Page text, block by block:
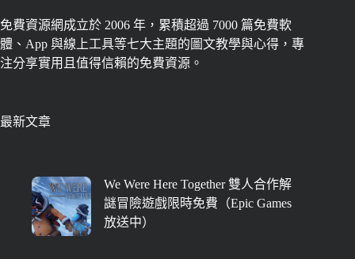
免費資源網成立於 2006 年，累積超過 7000 篇免費軟
體、App 與線上工具等七大主題的圖文教學與心得，專
注分享實用且值得信賴的免費資源。
最新文章
We Were Here Together 雙人合作解
謎冒險遊戲限時免費（Epic Games
放送中）